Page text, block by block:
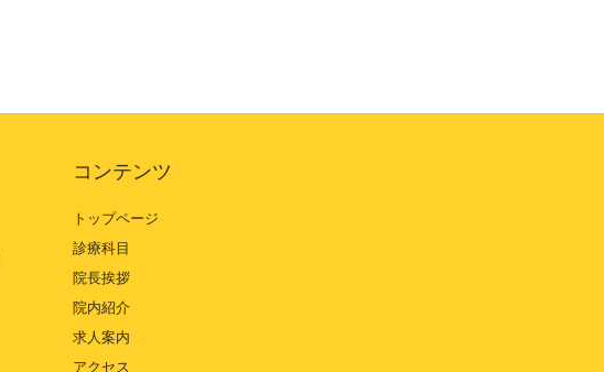
コンテンツ
トップページ
診療科目
院長挨拶
院内紹介
求人案内
アクセス